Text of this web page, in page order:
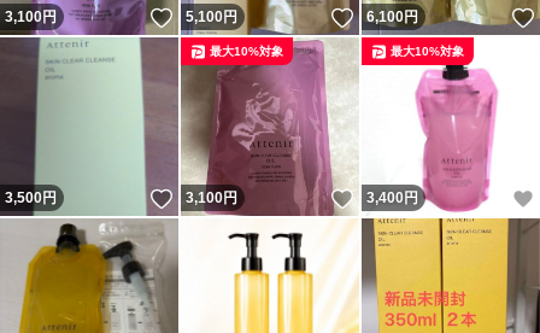
アテニア (Attenir) スキンクリア クレンズオイル アロマタ
3,100円 いいね！
5,100円 いいね！
6,100円
3,500円 いいね！
3,100円 いいね！
最大10%対象
3,400 円
最大10%対象